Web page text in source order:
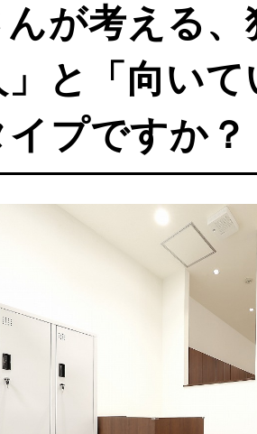
が考える
」と「向い
プですか？